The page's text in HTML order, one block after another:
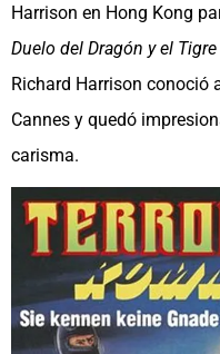
Harrison en Hong Kong
Duelo del Dragón y el Tigre
Richard Harrison conoció
Cannes y quedó
carisma.